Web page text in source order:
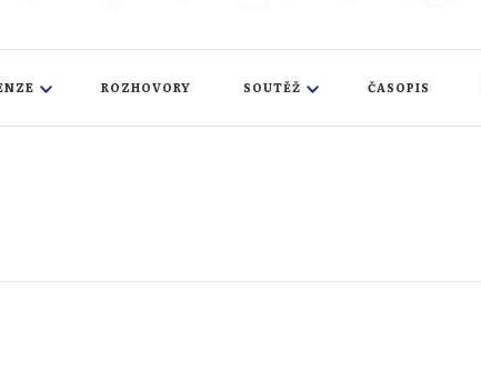
infoservis
ROZHOVORY SOUTĚŽ ČASOPIS